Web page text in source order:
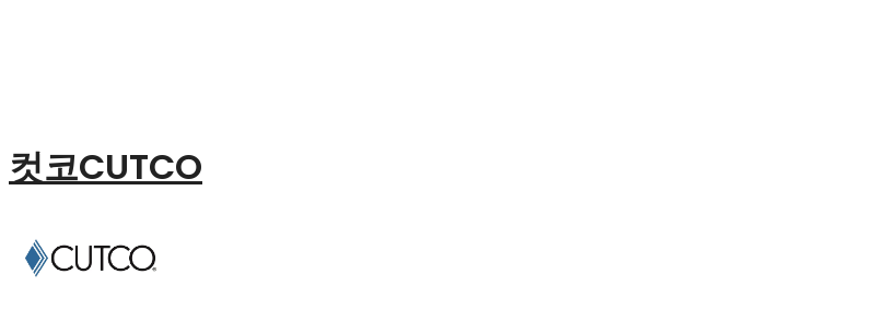
컷코CUTCO